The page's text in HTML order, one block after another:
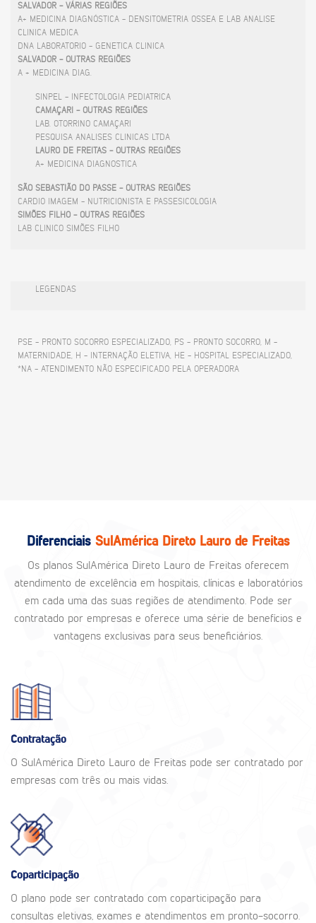
SALVADOR - VÁRIAS REGIÕES
A+ MEDICINA DIAGNÓSTICA - DENSITOMETRIA OSSEA E LAB ANALISE
CLINICA MEDICA
DNA LABORATORIO - GENETICA CLINICA
SALVADOR - OUTRAS REGIÕES
A + MEDICINA DIAG.
SINPEL - INFECTOLOGIA PEDIATRICA
CAMAÇARI - OUTRAS REGIÕES
LAB. OTORRINO CAMAÇARI
PESQUISA ANALISES CLINICAS LTDA
LAURO DE FREITAS - OUTRAS REGIÕES
A+ MEDICINA DIAGNOSTICA
SÃO SEBASTIÃO DO PASSE - OUTRAS REGIÕES
CARDIO IMAGEM - NUTRICIONISTA E PASSESICOLOGIA
SIMÕES FILHO - OUTRAS REGIÕES
LAB CLINICO SIMÕES FILHO
LEGENDAS
PSE - PRONTO SOCORRO ESPECIALIZADO, PS - PRONTO SOCORRO, M -
MATERNIDADE, H - INTERNAÇÃO ELETIVA, HE - HOSPITAL ESPECIALIZADO,
*NA - ATENDIMENTO NÃO ESPECIFICADO PELA OPERADORA
Diferenciais SulAmérica Direto Lauro de Freitas
Os planos SulAmérica Direto Lauro de Freitas oferecem
atendimento de excelência em hospitais, clínicas e laboratórios
em cada uma das suas regiões de atendimento. Pode ser
contratado por empresas e oferece uma série de benefícios e
vantagens exclusivas para seus beneficiários.
Contratação
O SulAmérica Direto Lauro de Freitas pode ser contratado por
empresas com três ou mais vidas.
Coparticipação
O plano pode ser contratado com coparticipação para
consultas eletivas, exames e atendimentos em pronto-socorro.